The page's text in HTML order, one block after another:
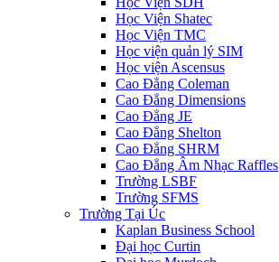
Học Viện Shatec
Học Viện TMC
Học viện quản lý SIM
Học viện Ascensus
Cao Đẳng Coleman
Cao Đẳng Dimensions
Cao Đẳng JE
Cao Đẳng Shelton
Cao Đẳng SHRM
Cao Đẳng Âm Nhạc Raffles
Trường LSBF
Trường SFMS
Trường Tại Úc
Kaplan Business School
Đại học Curtin